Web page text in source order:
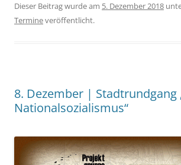
Dieser Beitrag wurde am 5. Dezember 2018
Termineveröffentlicht.
8. Dezember | Stadtrundgang
Nationalsozialismus“